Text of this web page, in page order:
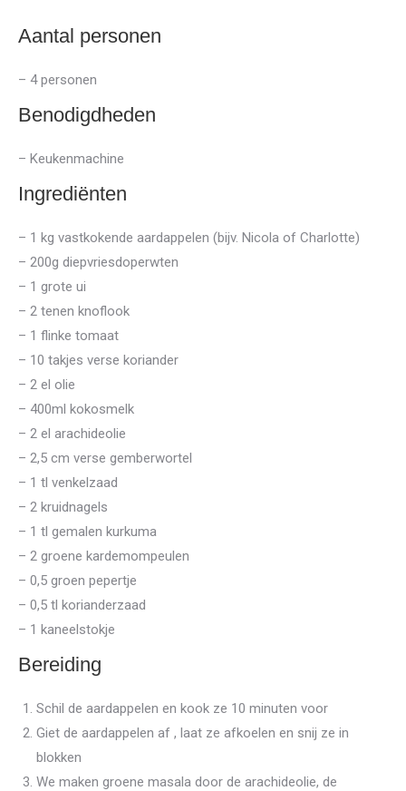
Aantal personen
– 4 personen
Benodigdheden
– Keukenmachine
Ingrediënten
– 1 kg vastkokende aardappelen (bijv. Nicola of Charlotte)
– 200g diepvriesdoperwten
– 1 grote ui
– 2 tenen knoflook
– 1 flinke tomaat
– 10 takjes verse koriander
– 2 el olie
– 400ml kokosmelk
– 2 el arachideolie
– 2,5 cm verse gemberwortel
– 1 tl venkelzaad
– 2 kruidnagels
– 1 tl gemalen kurkuma
– 2 groene kardemompeulen
– 0,5 groen pepertje
– 0,5 tl korianderzaad
– 1 kaneelstokje
Bereiding
Schil de aardappelen en kook ze 10 minuten voor
Giet de aardappelen af , laat ze afkoelen en snij ze in
blokken
We maken groene masala door de arachideolie, de